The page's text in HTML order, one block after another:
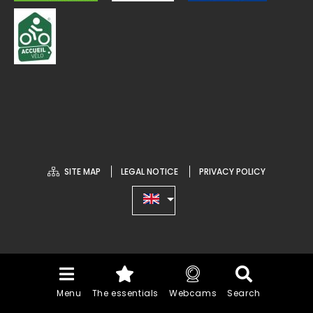
Menu The essentials Webcams Search
SITE MAP LEGAL NOTICE PRIVACY POLICY